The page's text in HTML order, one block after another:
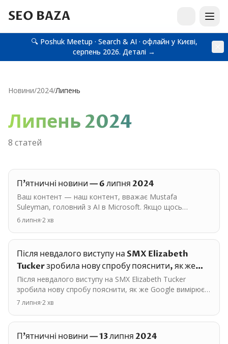
SEO BAZA
🔍 Poshuk Meetup · Search & AI · офлайн у Києві,
серпень 2026. Деталі →
Новини/2024/Липень
Липень2024
8 статей
П'ятничні новини — 6 липня 2024
Ваш контент — наш контент, вважає Mustafa
Suleyman, головний з AI в Microsoft. Якщо щось
розміщене в інтернеті, то всі можуть цим
6 липня·2хв
Після невдалого виступу на SMX Elizabeth
Tucker зробила нову спробу пояснити, як же
Google вимірює…
Після невдалого виступу на SMX Elizabeth Tucker
зробила нову спробу пояснити, як же Google вимірює
якість пошуку. Більшість інтерв'ю — розповідь про…
7 липня·2хв
П'ятничні новини — 13 липня 2024